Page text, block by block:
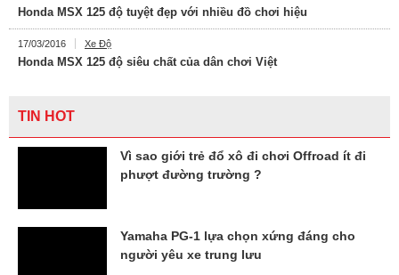
Honda MSX 125 độ tuyệt đẹp với nhiều đồ chơi hiệu
17/03/2016 Xe Độ
Honda MSX 125 độ siêu chất của dân chơi Việt
TIN HOT
Vì sao giới trẻ đổ xô đi chơi Offroad ít đi
phượt đường trường ?
Yamaha PG-1 lựa chọn xứng đáng cho
người yêu xe trung lưu